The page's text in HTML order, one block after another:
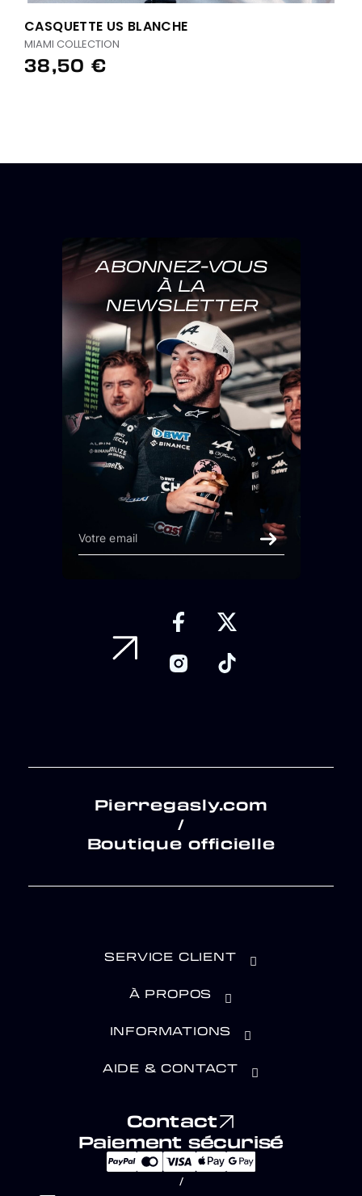
CASQUETTE US BLANCHE
MIAMI COLLECTION
38,50 €
ABONNEZ-VOUS
À LA
NEWSLETTER
Pierregasly.com
/
Boutique officielle
SERVICE CLIENT
À PROPOS
INFORMATIONS
AIDE & CONTACT
Contact
Paiement sécurisé
/